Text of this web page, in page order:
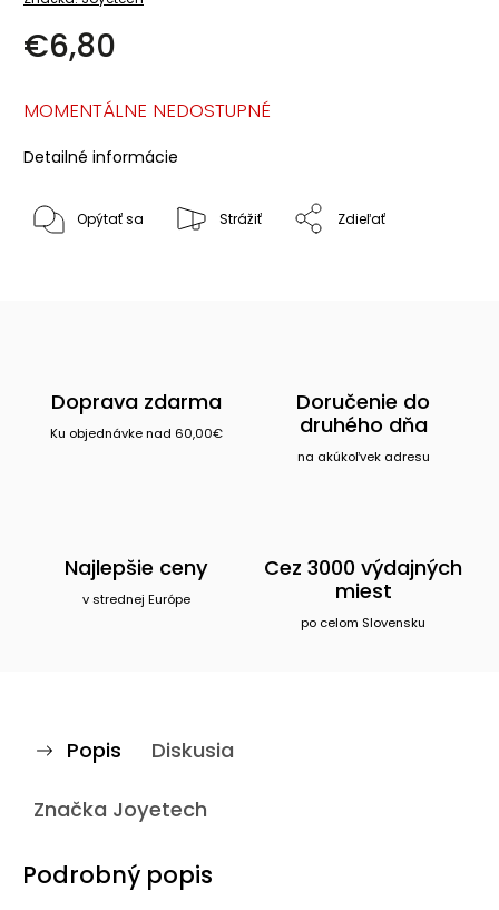
€6,80
MOMENTÁLNE NEDOSTUPNÉ
Detailné informácie
Opýtať sa Strážiť Zdieľať
Doprava zdarma
Ku objednávke nad 60,00€
Doručenie do
druhého dňa
na akúkoľvek adresu
Najlepšie ceny
v strednej Európe
Cez 3000 výdajných
miest
po celom Slovensku
Popis Diskusia
Značka Joyetech
Podrobný popis